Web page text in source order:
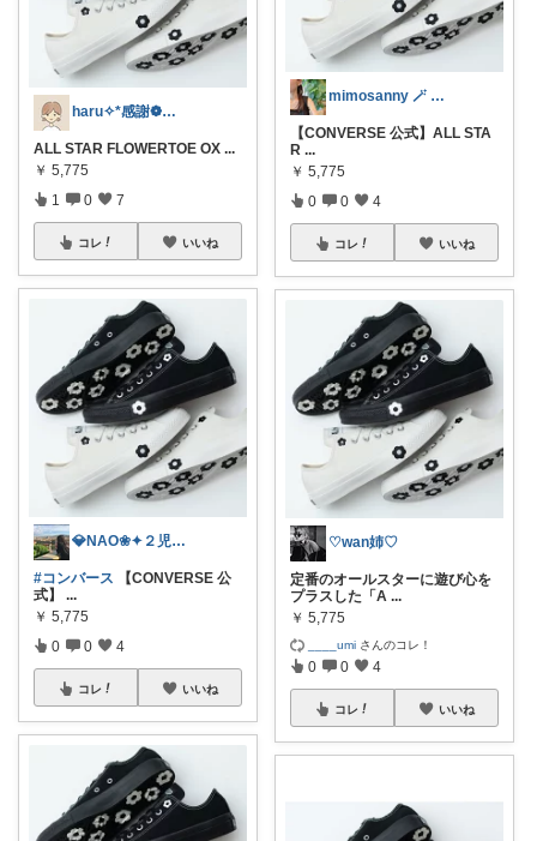
haru✧*感謝❁𓂃休
ALL STAR FLOWERTOE OX ...
￥ 5,775
1 0 7
コレ いいね
💎NAO❀✦２児ママ⚑
#コンバース 【CONVERSE 公
式】
...
￥ 5,775
0 0 4
コレ いいね
mimosanny 🪄 ⡱🤍
【CONVERSE 公式】ALL STA
R ...
￥ 5,775
0 0 4
コレ いいね
♡wan姉♡
定番のオールスターに遊び心を
プラスした「A ...
￥ 5,775
____umi さんのコレ！
0 0 4
コレ いいね